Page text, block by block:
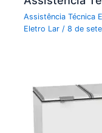
Assistência Técnica
Eletro Lar/8 de